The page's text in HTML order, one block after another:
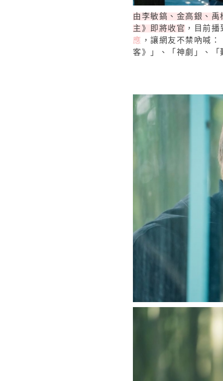
由李敏鎬、金高銀、
主》即將收官 ，目前播
應 ，讓網友不禁吶喊
客》」、「神劇」、「